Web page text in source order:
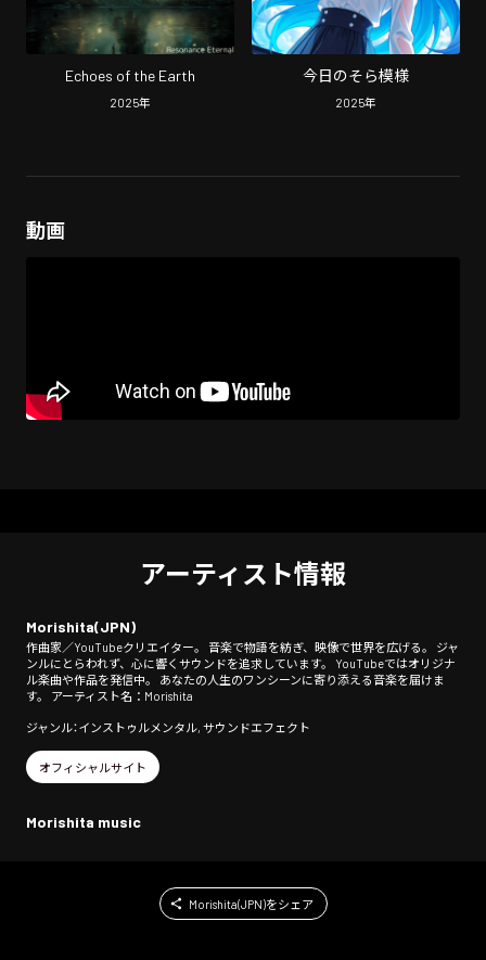
Echoes of the Earth
2025年
今日のそら模様
2025年
動画
アーティスト情報
Morishita(JPN)
作曲家／YouTubeクリエイター。 音楽で物語を紡ぎ、映像で世界を広げる。 ジャ
ンルにとらわれず、心に響くサウンドを追求しています。 YouTubeではオリジナ
ル楽曲や作品を発信中。 あなたの人生のワンシーンに寄り添える音楽を届けま
す。 アーティスト名：Morishita
ジャンル：インストゥルメンタル, サウンドエフェクト
オフィシャルサイト
Morishita music
Morishita(JPN)をシェア